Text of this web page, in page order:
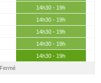
14h30 - 19h
14h30 - 19h
14h30 - 19h
14h30 - 19h
14h30 - 19h
Fermé